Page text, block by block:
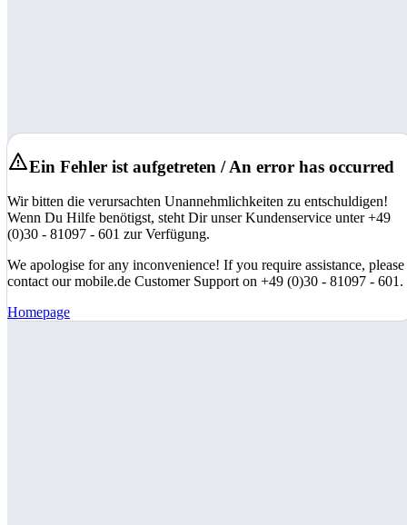
Ein Fehler ist aufgetreten / An error has occurred
Wir bitten die verursachten Unannehmlichkeiten zu entschuldigen!
Wenn Du Hilfe benötigst, steht Dir unser Kundenservice unter +49
(0)30 - 81097 - 601 zur Verfügung.
We apologise for any inconvenience! If you require assistance, please
contact our mobile.de Customer Support on +49 (0)30 - 81097 - 601.
Homepage